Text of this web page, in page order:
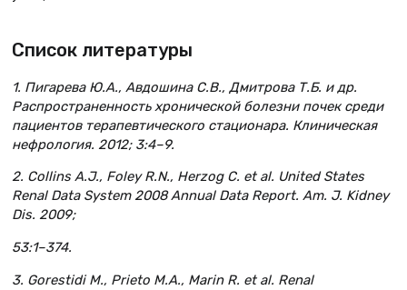
Список литературы
1. Пигарева Ю.А., Авдошина С.В., Дмитрова Т.Б. и др.
Распространенность хронической болезни почек среди
пациентов терапевтического стационара. Клиническая
нефрология. 2012; 3:4–9.
2. Collins A.J., Foley R.N., Herzog C. et al. United States
Renal Data System 2008 Annual Data Report. Am. J. Kidney
Dis. 2009;
53:1–374.
3. Gorestidi M., Prieto M.A., Marin R. et al. Renal